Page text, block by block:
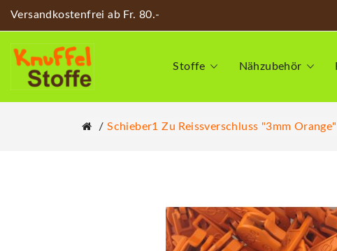
Versandkostenfrei ab Fr. 80.-
Stoffe Nähzubehör
Schieber1 Zu Reissverschluss "3mm Orange"